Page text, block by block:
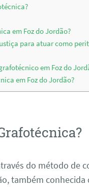
em Foz do Jordão?
para atuar como
em Foz do
em Foz do Jordão?
do método de
também conhecida